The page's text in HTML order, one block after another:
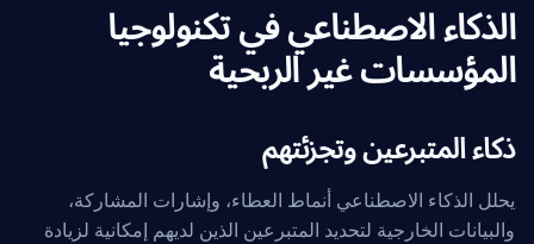
الذكاء الاصطناعي في تكنولوجيا
المؤسسات غير الربحية
ذكاء المتبرعين وتجزئتهم
يحلل الذكاء الاصطناعي أنماط العطاء، وإشارات المشاركة،
والبيانات الخارجية لتحديد المتبرعين الذين لديهم إمكانية لزيادة